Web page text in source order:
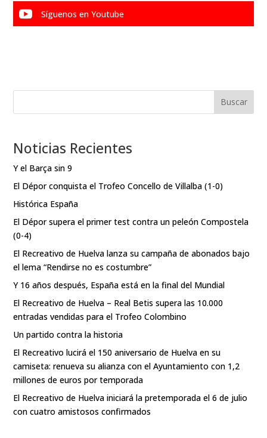
 Síguenos en Youtube
Buscar
Noticias Recientes
Y el Barça sin 9
El Dépor conquista el Trofeo Concello de Villalba (1-0)
Histórica España
El Dépor supera el primer test contra un peleón Compostela
(0-4)
El Recreativo de Huelva lanza su campaña de abonados bajo
el lema “Rendirse no es costumbre”
Y 16 años después, España está en la final del Mundial
El Recreativo de Huelva – Real Betis supera las 10.000
entradas vendidas para el Trofeo Colombino
Un partido contra la historia
El Recreativo lucirá el 150 aniversario de Huelva en su
camiseta: renueva su alianza con el Ayuntamiento con 1,2
millones de euros por temporada
El Recreativo de Huelva iniciará la pretemporada el 6 de julio
con cuatro amistosos confirmados